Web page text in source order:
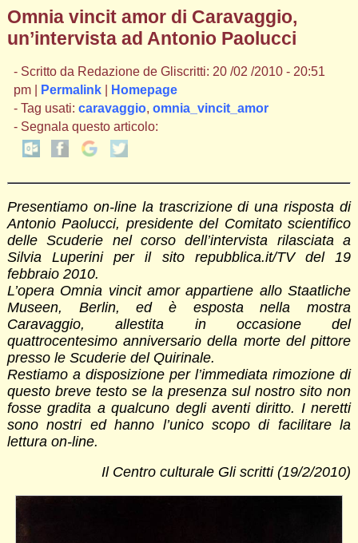
Omnia vincit amor di Caravaggio,
un’intervista ad Antonio Paolucci
- Scritto da Redazione de Gliscritti: 20 /02 /2010 - 20:51
pm |
Permalink|
Homepage
- Tag usati: caravaggio, omnia_vincit_amor
- Segnala questo articolo:
Presentiamo on-line la trascrizione di una risposta di
Antonio Paolucci, presidente del Comitato scientifico
delle Scuderie nel corso dell’intervista rilasciata a
Silvia Luperini per il sito repubblica.it/TV del 19
febbraio 2010.
L’opera Omnia vincit amor appartiene allo Staatliche
Museen, Berlin, ed è esposta nella mostra
Caravaggio, allestita in occasione del
quattrocentesimo anniversario della morte del pittore
presso le Scuderie del Quirinale.
Restiamo a disposizione per l’immediata rimozione di
questo breve testo se la presenza sul nostro sito non
fosse gradita a qualcuno degli aventi diritto. I neretti
sono nostri ed hanno l’unico scopo di facilitare la
lettura on-line.
Il Centro culturale Gli scritti (19/2/2010)